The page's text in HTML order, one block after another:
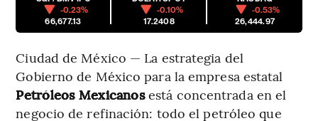
-0.23%
66,677.13
-0.10%
17.2408
-0.53%
26,444.97
Ciudad de México — La estrategia del
Gobierno de México para la empresa estatal
Petróleos Mexicanosestá concentrada en el
negocio de refinación: todo el petróleo que